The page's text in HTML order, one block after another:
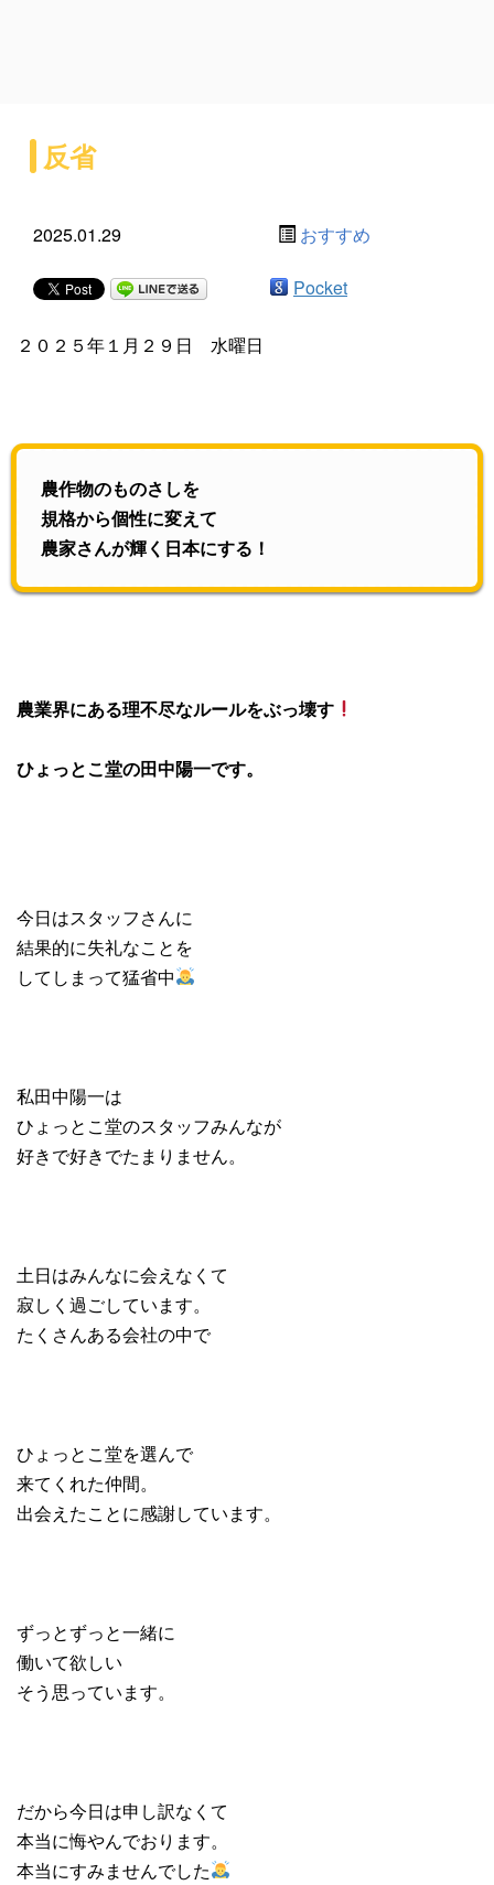
反省
2025.01.29 おすすめ
Pocket
２０２５年１月２９日 水曜日
農作物のものさしを
規格から個性に変えて
農家さんが輝く日本にする！
農業界にある理不尽なルールをぶっ壊す
ひょっとこ堂の田中陽一です。
今日はスタッフさんに
結果的に失礼なことを
してしまって猛省中
私田中陽一は
ひょっとこ堂のスタッフみんなが
好きで好きでたまりません。
土日はみんなに会えなくて
寂しく過ごしています。
たくさんある会社の中で
ひょっとこ堂を選んで
来てくれた仲間。
出会えたことに感謝しています。
ずっとずっと一緒に
働いて欲しい
そう思っています。
だから今日は申し訳なくて
本当に悔やんでおります。
本当にすみませんでした